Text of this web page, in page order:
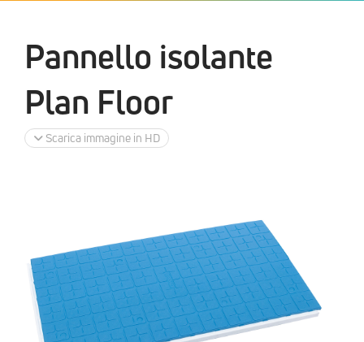
Pannello isolante
Plan Floor
Scarica immagine in HD